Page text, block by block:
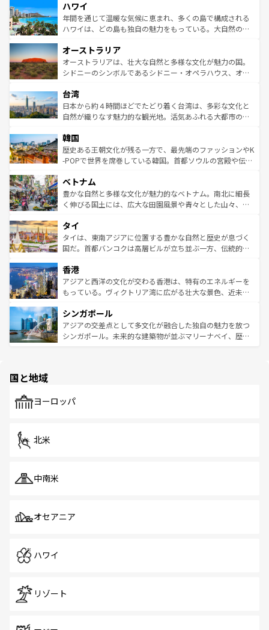
ば市内交通費無料で観光を楽しむこともできる。 なお、新
着のスイス情報はコンテンツ一覧 を参照してほしい。
のような巨大都市は、観光、ショッピング、エンターテイ
ンメントが詰まった刺激的なスポットだ。一方、アメリカ
西部には大自然が広がり、グランドキャニオンやイエロー
部のニューオーリンズでは、音楽と美食が融合した独特の
文化が魅力。旅行者はアメリカの各地域で異なる魅力を楽
しみながら、その多様性と豊かな歴史を感じることができ
ならではの贅沢な旅のスタイルだ。 なお、新着のアメリカ
情報はコンテンツ一覧を参照してほしい。
ハワイ
年間を通じて温暖な気候に恵まれ、多くの島で構成される
ハワイは、どの島も独自の魅力をもっている。大自然の神
ワイ島は見逃せない。また、定番の観光地といえばオアフ
島だが、静かな自然を求めるならマウイ島やカウアイ島が
おすすめ。エメラルドグリーンに輝く海をはじめ、豊かな
れるおもてなしの心で訪れる人々を迎えてくれるハワイの
人々、おいしいローカルフードやハワイアンミュージッ
ク、伝統的なフラダンスなど、すべてがハワイの魅力を彩
ワイを、存分に味わってほしい。 なお、新着のハワイ情報
はコンテンツ一覧を参照してほしい。
オーストラリア
オーストラリアは、壮大な自然と多様な文化が魅力の国。
シドニーのシンボルであるシドニー・オペラハウス、オー
リアリーフや大陸中央部にそびえるウルル（エアーズロッ
ク）、タスマニアの美しい原生林やケアンズの熱帯雨林な
ど、見どころがたくさん。また、カフェやワイン、オージ
いる。アクティビティも充実しており、サーフィンやダイ
ビング、ハイキングなど、アウトドア好きにはたまらな
い。オーストラリアの多彩な魅力を存分に味わいつくそ
参照してほしい。
台湾
日本から約４時間ほどでたどり着く台湾は、多彩な文化と
自然が織りなす魅力的な観光地。活気あふれる大都市の台
ン）、静ひつな山岳地帯である台湾東部など、都市の喧騒
と山間の静けさが共存しており、訪れる人に新しい発見と
驚きをもたらしてくれる。また、奥深い台湾の食文化も魅
容にもいいと評判のスイーツなど、バラエティ豊かな料理
が味わえる。 なお、新着の台湾情報は コンテンツ一覧を参
照してほしい。
韓国
歴史ある王朝文化が残る一方で、最先端のファッションやK
-POPで世界を席巻している韓国。首都ソウルの宮殿や伝統
き、地方に足を延ばせば四季折々の自然美を楽しむことが
できる。そして、キムチや焼肉、絶品のストリートフード
まで、さまざまな韓国料理が待っている。夜には、韓国な
リティに包まれながら、韓国の多彩な魅力を心ゆくまで味
わってみてほしい。 なお、新着の韓国情報はコンテンツ一
覧を参照してほしい。
ベトナム
豊かな自然と多様な文化が魅力的なベトナム。南北に細長
く伸びる国土には、広大な田園風景や青々とした山々、世
急速な発展と共に伝統が息づく。ハノイの古い町並みやホ
ーチミン市のフランス統治時代の建物も、独特の雰囲気を
醸し出している。また、バラエティの豊かさとおいしさで
とつ。フォーやバインミー、ベトナムコーヒーなどは、ぜ
ひ現地で味わいたい。どの地域を訪れてもあたたかい人々
が旅行者を迎えてくれるので、きっと忘れられない旅にな
参照してほしい。
タイ
タイは、東南アジアに位置する豊かな自然と歴史が息づく
国だ。首都バンコクは高層ビルが立ち並ぶ一方、伝統的な
の活気が交差している。北部ではチェンマイなどの山岳地
帯で自然と触れ合い、南部ではプーケットやクラビの美し
いビーチでリゾート気分を楽しむことができる。タイ料理
激する。気候は一年中温暖で、どの季節にも異なる楽しみ
が待っている。親しみやすいタイの人々、仏教を中心とし
た文化、そして多様な観光資源が、訪れる旅人を魅了し続
香港
アジアと西洋の文化が交わる香港は、特有のエネルギーを
もっている。ヴィクトリア湾に広がる壮大な景色、近未来
み、どこを訪れても感動するはず。観光スポットが密集し
ており、効率よく見どころを回れるのも魅力。息をのむよ
うな絶景から文化的な体験まで、香港を存分に楽しみ尽く
シンガポール
アジアの交差点として多文化が融合した独自の魅力を放つ
シンガポール。未来的な建築物が並ぶマリーナベイ、歴史
で、ホーカーズは地元の風情を楽しめる外せないスポット
国と地域
ヨーロッパ
北米
中南米
オセアニア
ハワイ
リゾート